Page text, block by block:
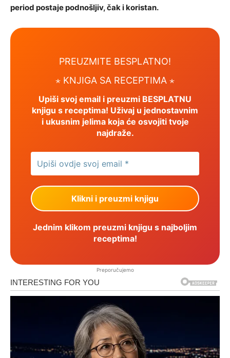
period postaje podnošljiv, čak i koristan.
PREUZMITE BESPLATNO!
⋆ KNJIGA SA RECEPTIMA ⋆
Upiši svoj email i preuzmi BESPLATNU
knjigu s receptima! Uživaj u jednostavnim
i ukusnim jelima koja će osvojiti tvoje
najdraže.
Jednim klikom preuzmi knjigu s najboljim
receptima!
Preporučujemo